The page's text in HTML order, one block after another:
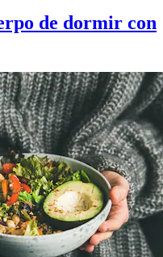
de dormir con